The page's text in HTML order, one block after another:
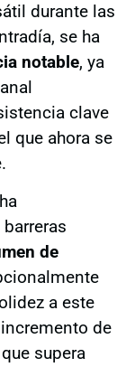
durante las
se ha
notable, ya
clave
que ahora se
de
a este
de
supera